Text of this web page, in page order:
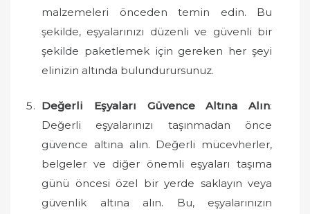
malzemeleri önceden temin edin. Bu
şekilde, eşyalarınızı düzenli ve güvenli bir
şekilde paketlemek için gereken her şeyi
elinizin altında bulundurursunuz.
Değerli Eşyaları Güvence Altına Alın:
Değerli eşyalarınızı taşınmadan önce
güvence altına alın. Değerli mücevherler,
belgeler ve diğer önemli eşyaları taşıma
günü öncesi özel bir yerde saklayın veya
güvenlik altına alın. Bu, eşyalarınızın